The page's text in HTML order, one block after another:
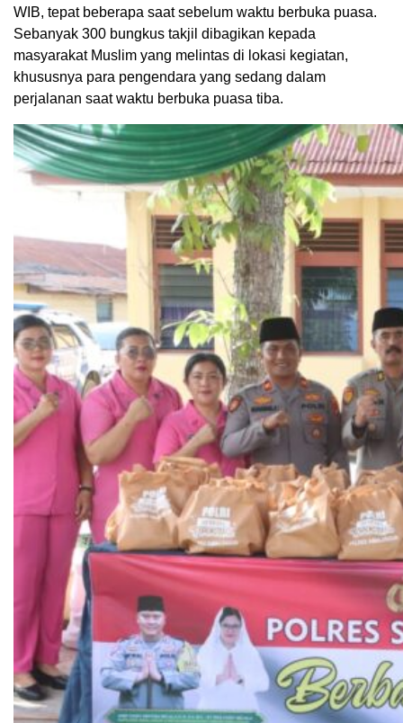
WIB, tepat beberapa saat sebelum waktu berbuka puasa.
Sebanyak 300 bungkus takjil dibagikan kepada
masyarakat Muslim yang melintas di lokasi kegiatan,
khususnya para pengendara yang sedang dalam
perjalanan saat waktu berbuka puasa tiba.